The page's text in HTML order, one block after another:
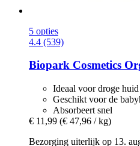
5 opties
4.4 (539)
Biopark Cosmetics
Ideaal voor droge
Geschikt voor de
Absorbeert snel
€ 11,99 (€ 47,96 / kg)
Bezorging uiterlijk op 13.